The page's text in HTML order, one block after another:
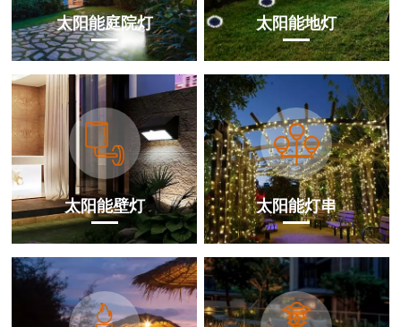
太阳能庭院灯 太阳能地灯
太阳能壁灯 太阳能灯串